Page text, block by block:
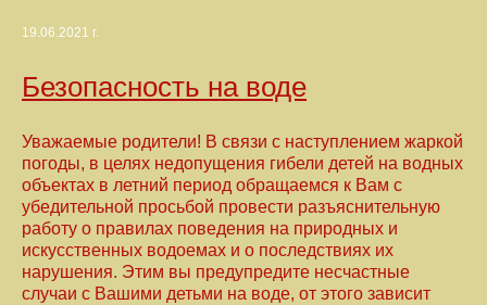
19.06.2021 г.
Безопасность на воде
Уважаемые родители! В связи с наступлением жаркой
погоды, в целях недопущения гибели детей на водных
объектах в летний период обращаемся к Вам с
убедительной просьбой провести разъяснительную
работу о правилах поведения на природных и
искусственных водоемах и о последствиях их
нарушения. Этим вы предупредите несчастные
случаи с Вашими детьми на воде, от этого зависит